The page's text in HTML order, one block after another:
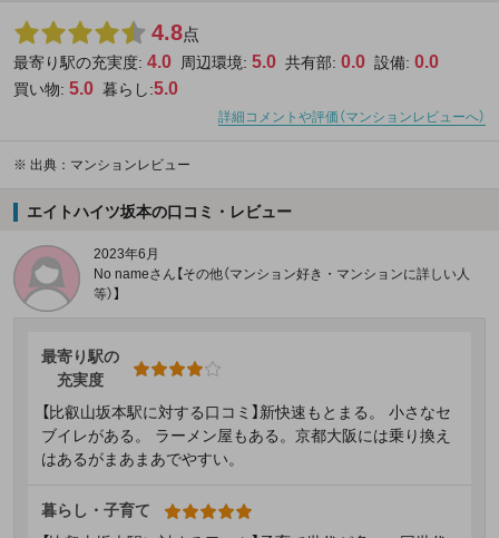
4.8点
最寄り駅の充実度: 4.0 周辺環境: 5.0 共有部: 0.0 設備: 0.0
買い物: 5.0 暮らし:5.0
詳細コメントや評価（マンションレビューへ）
※ 出典：マンションレビュー
エイトハイツ坂本の口コミ・レビュー
2023年6月
No nameさん【その他（マンション好き・マンションに詳しい人
等）】
最寄り駅の
充実度
【比叡山坂本駅に対する口コミ】新快速もとまる。 小さなセ
ブイレがある。 ラーメン屋もある。京都大阪には乗り換え
はあるがまあまあでやすい。
暮らし・子育て